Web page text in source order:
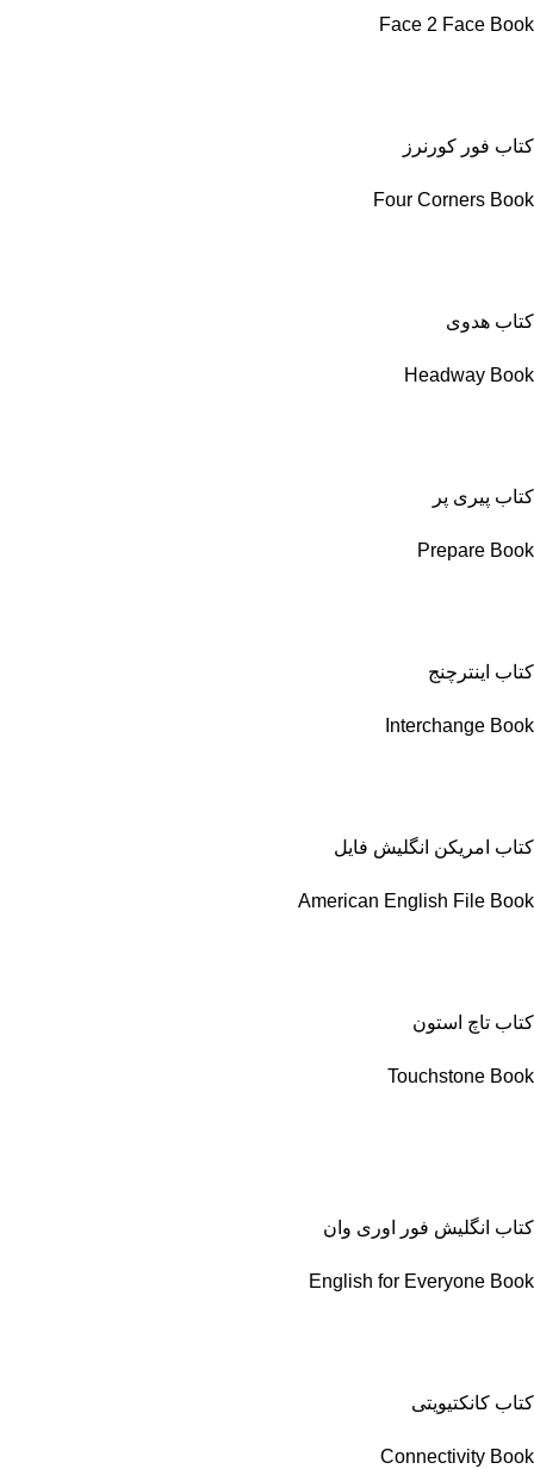
Face 2 Face Book
کتاب فور کورنرز
Four Corners Book
کتاب هدوی
Headway Book
کتاب پیری پر
Prepare Book
کتاب اینترچنج
Interchange Book
کتاب امریکن انگلیش فایل
American English File Book
کتاب تاچ استون
Touchstone Book
کتاب انگلیش فور اوری وان
English for Everyone Book
کتاب کانکتیویتی
Connectivity Book